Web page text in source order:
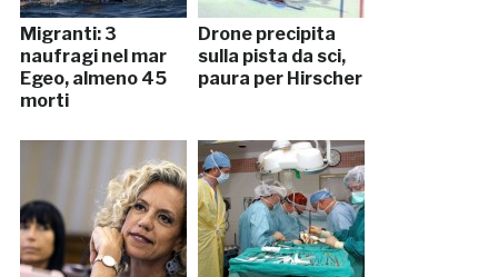
Migranti: 3
naufragi nel mar
Egeo, almeno 45
morti
Drone precipita
sulla pista da sci,
paura per Hirscher